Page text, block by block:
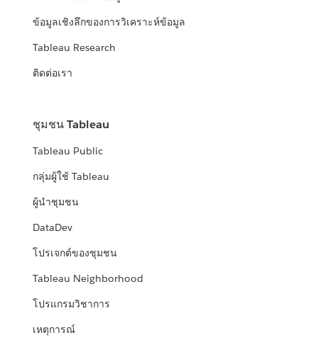
ข้อมูลเชิงลึกของการวิเคราะห์ข้อมูล
Tableau Research
ติดต่อเรา
ชุมชน Tableau
Tableau Public
กลุ่มผู้ใช้ Tableau
ผู้นำชุมชน
DataDev
โปรเจกต์ของชุมชน
Tableau Neighborhood
โปรแกรมวิชาการ
เหตุการณ์